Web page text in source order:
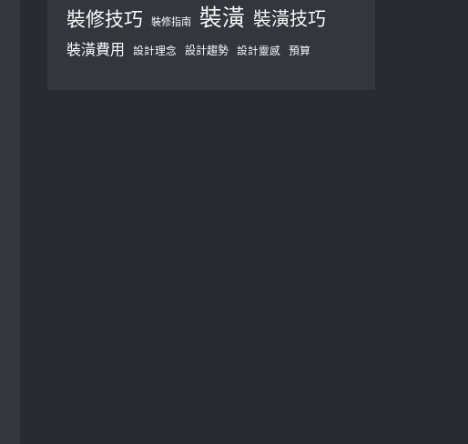
裝修技巧 裝修指南 裝潢 裝潢技巧
裝潢費用 設計理念 設計趨勢 設計靈感 預算